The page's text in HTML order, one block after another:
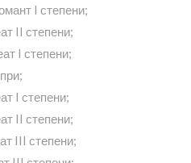
I степени;
II степени;
I степени;
I степени;
II степени;
III степени;